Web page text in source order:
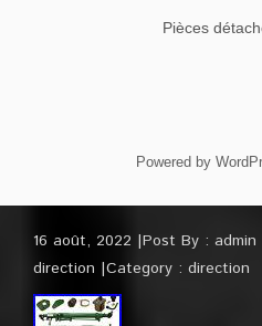
Pièces
Powered by
16 août, 2022 Post By : admin
direction Category : direction